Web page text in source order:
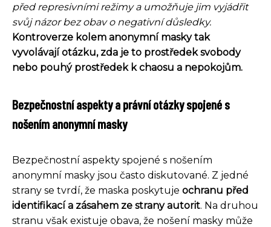
před represivními režimy a umožňuje jim vyjádřit
svůj názor bez obav o negativní důsledky.
Kontroverze kolem anonymní masky tak
vyvolávají otázku, zda je to prostředek svobody
nebo pouhý prostředek k chaosu a nepokojům.
Bezpečnostní aspekty a právní otázky spojené s
nošením anonymní masky
Bezpečnostní aspekty spojené s nošením
anonymní masky jsou často diskutované. Z jedné
strany se tvrdí, že maska poskytuje ochranu před
identifikací a zásahem ze strany autorit. Na druhou
stranu však existuje obava, že nošení masky může